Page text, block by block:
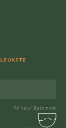
Privacy Statement